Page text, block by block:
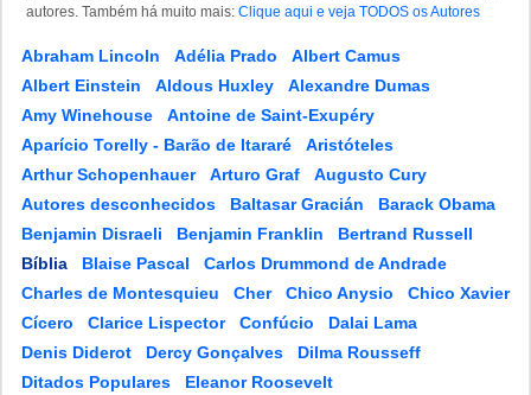
autores. Também há muito mais: Clique aqui e veja TODOS os Autores
Abraham Lincoln Adélia Prado
Albert Camus
Albert Einstein
Aldous Huxley
Alexandre Dumas
Amy Winehouse
Antoine de Saint-Exupéry
Aparício Torelly - Barão de Itararé
Aristóteles
Arthur Schopenhauer
Arturo Graf
Augusto Cury
Autores desconhecidos
Baltasar Gracián
Barack Obama
Benjamin Disraeli
Benjamin Franklin
Bertrand Russell
Bíblia
Blaise Pascal
Carlos Drummond de Andrade
Charles de Montesquieu
Cher Chico Anysio
Chico Xavier
Cícero
Clarice Lispector Confúcio
Dalai Lama
Denis Diderot
Dercy Gonçalves
Dilma Rousseff
Ditados Populares
Eleanor Roosevelt